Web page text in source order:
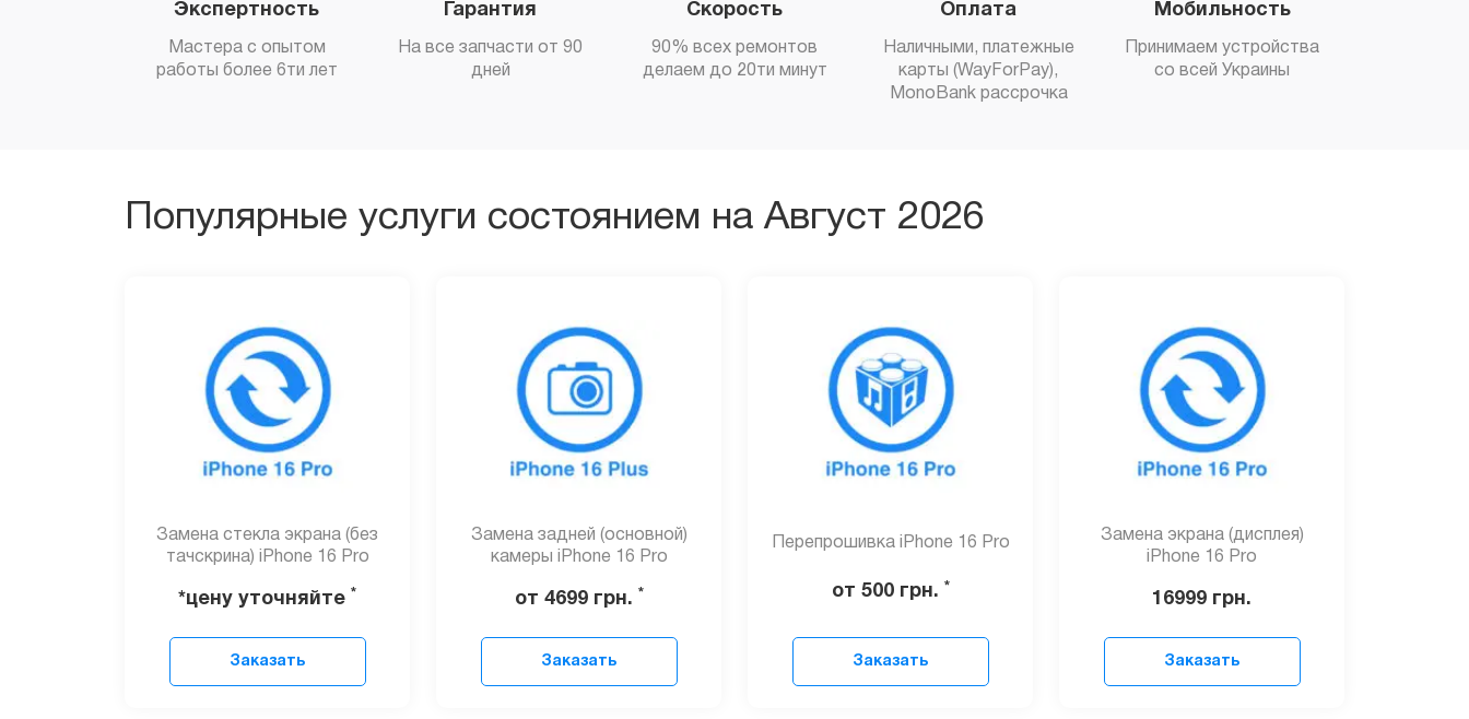
Экспертность
Мастера с опытом
работы более 6ти лет
Гарантия
На все запчасти от 90
дней
Скорость
90% всех ремонтов
делаем до 20ти минут
Оплата
Наличными, платежные
карты (WayForPay),
MonoBank рассрочка
Мобильность
Принимаем устройства
со всей Украины
Популярные услуги состоянием на Август 2026
Замена стекла экрана (без
тачскрина) iPhone 16 Pro
*цену уточняйте *
Заказать
Замена задней (основной)
камеры iPhone 16 Pro
от 4699 грн. *
Заказать
Перепрошивка iPhone 16 Pro
от 500 грн. *
Заказать
Замена экрана (дисплея)
iPhone 16 Pro
16999 грн.
Заказать